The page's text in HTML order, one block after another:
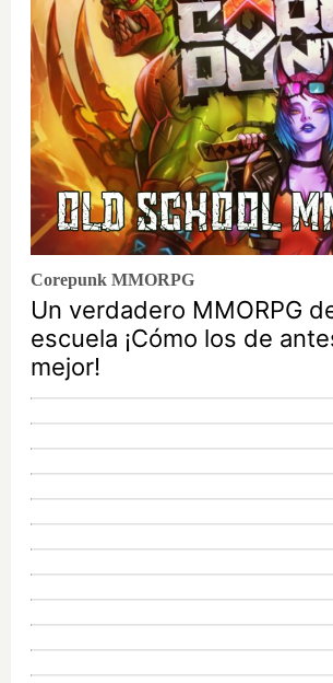
Corepunk MMORPG
Un verdadero MMORPG
escuela ¡Cómo los de
mejor!